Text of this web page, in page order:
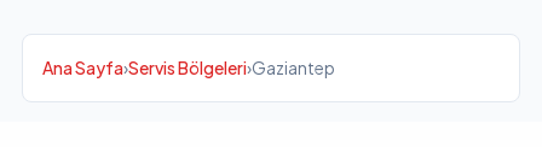
Ana Sayfa›Servis Bölgeleri›Gaziantep